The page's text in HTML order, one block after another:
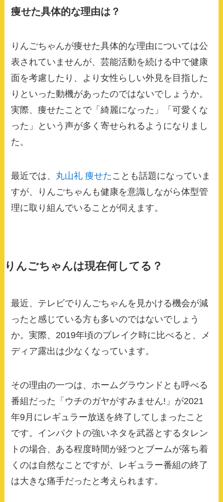
痩せた具体的な理由は？
りんごちゃんが痩せた具体的な理由については公
表されていませんが、芸能活動を続ける中で健康
面を考慮したり、より女性らしい外見を目指した
りといった動機があったのではないでしょうか。
実際、痩せたことで「綺麗になった」「可愛くな
った」という声が多く寄せられるようになりまし
た。
最近では、 丸山礼 痩せた ことも話題になっていま
すが、りんごちゃんも健康を意識しながら体型管
理に取り組んでいることが伺えます。
りんごちゃんは現在何してる？
最近、テレビでりんごちゃんを見かける機会が減
ったと感じている方も多いのではないでしょう
か。実際、2019年頃のブレイク時に比べると、メ
ディア露出は少なくなっています。
その理由の一つは、ホームグラウンドとも呼べる
番組だった「ウチのガヤがすみません!」が2021
年9月にレギュラー放送を終了してしまったこと
です。インパクトの強いネタを武器とするタレン
トの場合、ある程度時間が経つとブームが落ち着
くのは自然なことですが、レギュラー番組の終了
は大きな痛手だったと考えられます。